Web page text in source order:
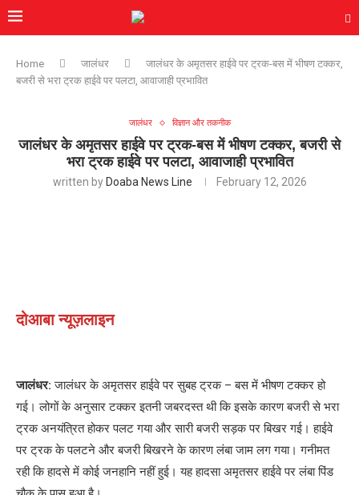
Home जालंधर
जालंधर के अमृतसर हाईवे पर ट्रक-बस में भीषण टक्कर,
बजरी से भरा ट्रक हाईवे पर पलटा, आवाजाही प्रभावित
जालंधर विज्ञान और तकनीक
जालंधर के अमृतसर हाईवे पर ट्रक-बस में भीषण टक्कर, बजरी से
भरा ट्रक हाईवे पर पलटा, आवाजाही प्रभावित
written by Doaba News Line February 12, 2026
दोआबा न्यूज़लाइन
जालंधर:जालंधर के अमृतसर हाईवे पर सुबह ट्रक – बस में भीषण टक्कर हो
गई। लोगों के अनुसार टक्कर इतनी जबरदस्त थी कि इसके कारण बजरी से भरा
ट्रक अनयंत्रित होकर पलट गया और सारी बजरी सड़क पर बिखर गई। हाईवे
पर ट्रक के पलटने और बजरी बिखरने के कारण लंबा जाम लग गया। गनीमत
रही कि हादसे में कोई जनहानि नहीं हुई। यह हादसा अमृतसर हाईवे पर लंबा पिंड